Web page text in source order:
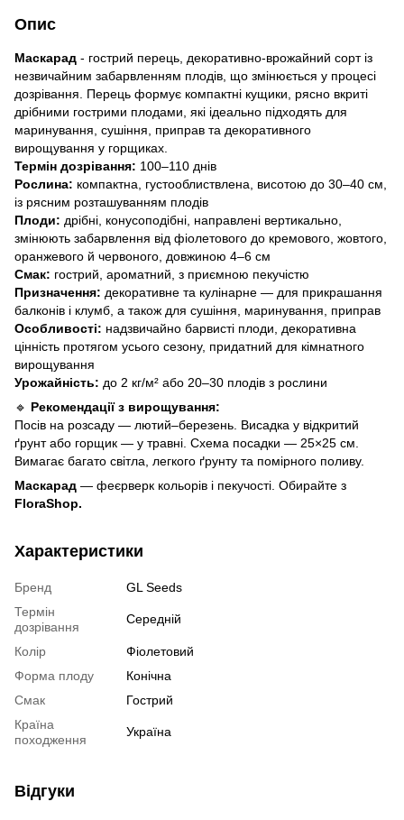
Опис
Маскарад - гострий перець, декоративно-врожайний сорт із
незвичайним забарвленням плодів, що змінюється у процесі
дозрівання. Перець формує компактні кущики, рясно вкриті
дрібними гострими плодами, які ідеально підходять для
маринування, сушіння, приправ та декоративного
вирощування у горщиках.
Термін дозрівання: 100–110 днів
Рослина: компактна, густооблиствлена, висотою до 30–40 см,
із рясним розташуванням плодів
Плоди: дрібні, конусоподібні, направлені вертикально,
змінюють забарвлення від фіолетового до кремового, жовтого,
оранжевого й червоного, довжиною 4–6 см
Смак: гострий, ароматний, з приємною пекучістю
Призначення: декоративне та кулінарне — для прикрашання
балконів і клумб, а також для сушіння, маринування, приправ
Особливості: надзвичайно барвисті плоди, декоративна
цінність протягом усього сезону, придатний для кімнатного
вирощування
Урожайність: до 2 кг/м² або 20–30 плодів з рослини
🔹 Рекомендації з вирощування:
Посів на розсаду — лютий–березень. Висадка у відкритий
ґрунт або горщик — у травні. Схема посадки — 25×25 см.
Вимагає багато світла, легкого ґрунту та помірного поливу.
Маскарад — феєрверк кольорів і пекучості. Обирайте з
FloraShop.
Характеристики
Бренд
GL Seeds
Термін
дозрівання
Середній
Колір
Фіолетовий
Форма плоду
Конічна
Смак
Гострий
Країна
походження
Україна
Відгуки